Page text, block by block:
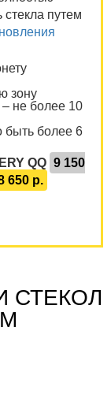
стекла путем
зону
не более 10
быть более 6
QQ 9 150
650 р.
СТЕКОЛ